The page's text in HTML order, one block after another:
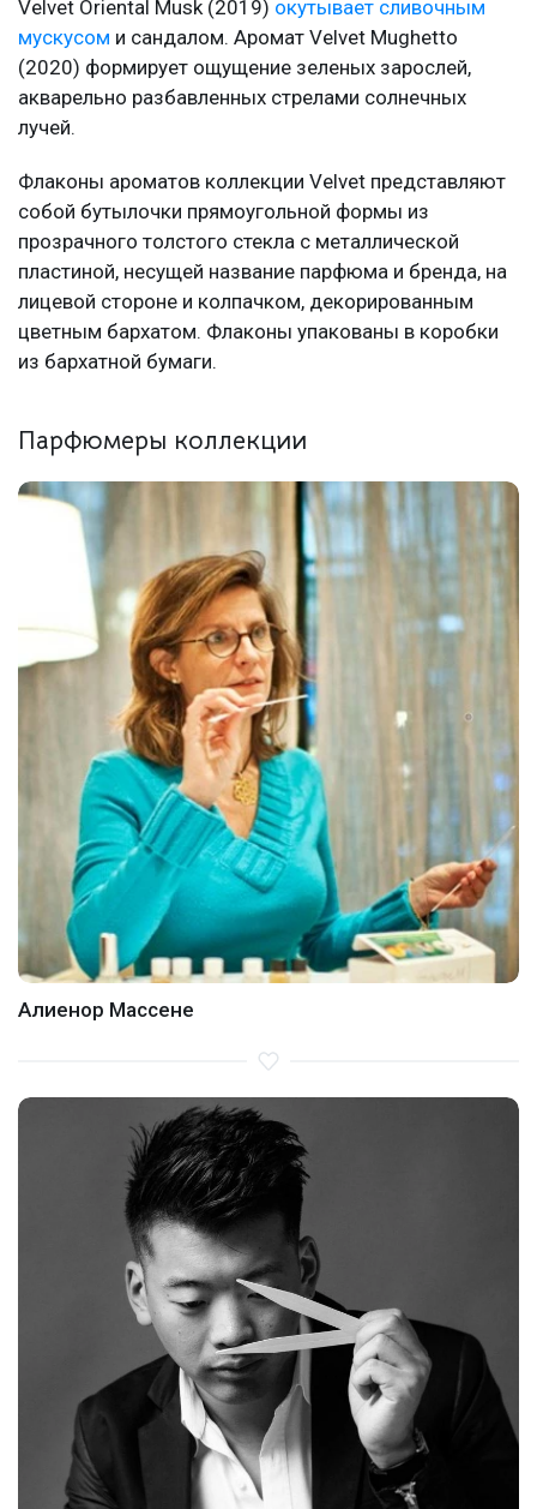
Velvet Oriental Musk (2019) окутывает сливочным
мускусом и сандалом. Аромат Velvet Mughetto
(2020) формирует ощущение зеленых зарослей,
акварельно разбавленных стрелами солнечных
лучей.
Флаконы ароматов коллекции Velvet представляют
собой бутылочки прямоугольной формы из
прозрачного толстого стекла с металлической
пластиной, несущей название парфюма и бренда, на
лицевой стороне и колпачком, декорированным
цветным бархатом. Флаконы упакованы в коробки
из бархатной бумаги.
Парфюмеры коллекции
Алиенор Массене